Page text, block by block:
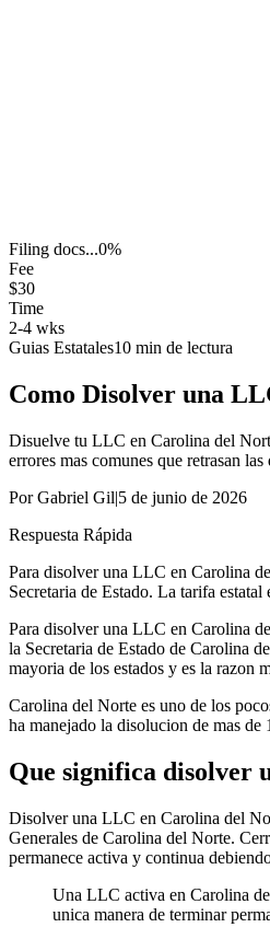
Filing docs...0%
Fee
$30
Time
2-4 wks
Guias Estatales10 min de lectura
Como Disolver una
Disuelve tu LLC en Carolina del
errores mas comunes que retrasan
Por Gabriel Gil|5 de junio de 2026
Respuesta Rápida
Para disolver una LLC en Carolina
Secretaria de Estado. La tarifa
Para disolver una LLC en Carolina
la Secretaria de Estado de Carolina
mayoria de los estados y es la razon
Carolina del Norte es uno de los
ha manejado la disolucion de mas
Que significa disolver
Disolver una LLC en Carolina del
Generales de Carolina del Norte.
permanece activa y continua
Una LLC activa en Carolina
unica manera de terminar